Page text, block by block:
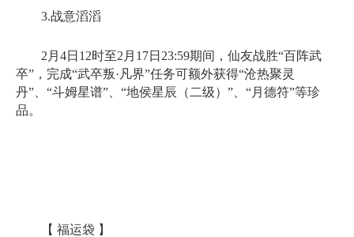
3.战意滔滔
2月4日12时至2月17日23:59期间，仙友战胜“百阵武
卒”，完成“武卒叛·凡界”任务可额外获得“沧热聚灵
丹”、“斗姆星谱”、“地侯星辰（二级）”、“月德符”等珍
品。
【 福运袋 】